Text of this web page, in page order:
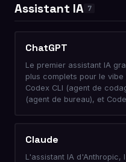
Assistant IA 7
ChatGPT
Le premier assistant IA
plus complets pour le
Codex CLI (agent de
(agent de bureau), et
Claude
L'assistant IA d'Anthropic,